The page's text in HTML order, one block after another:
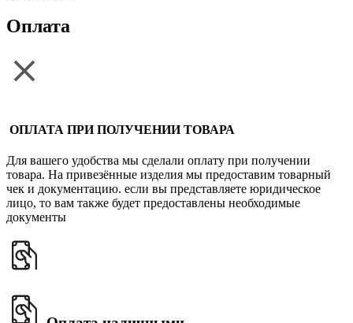
Оплата
ОПЛАТА ПРИ ПОЛУЧЕНИИ ТОВАРА
Для вашего удобства мы сделали оплату при получении
товара. На привезённые изделия мы предоставим товарный
чек и документацию. если вы представляете юридическое
лицо, то вам также будет предоставлены необходимые
документы